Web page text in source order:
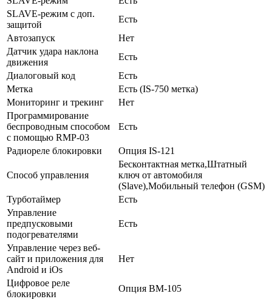
SLAVE-режим с доп.
защитой
Есть
Автозапуск
Нет
Датчик удара наклона
движения
Есть
Диалоговый код
Есть
Метка
Есть (IS-750 метка)
Мониторинг и трекинг
Нет
Программирование
беспроводным способом
с помощью RMP-03
Есть
Радиореле блокировки Опция IS-121
Способ управления
Бесконтактная метка,Штатный
ключ от автомобиля
(Slave),Мобильный телефон (GSM)
Турботаймер
Есть
Управление
предпусковыми
подогревателями
Есть
Управление через веб-
сайт и приложения для
Android и iOs
Нет
Цифровое реле
блокировки
Опция BM-105